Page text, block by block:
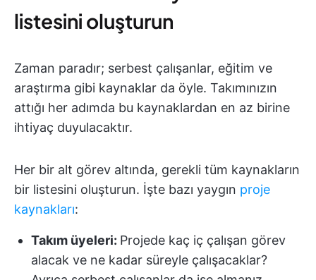
listesini oluşturun
Zaman paradır; serbest çalışanlar, eğitim ve
araştırma gibi kaynaklar da öyle. Takımınızın
attığı her adımda bu kaynaklardan en az birine
ihtiyaç duyulacaktır.
Her bir alt görev altında, gerekli tüm kaynakların
bir listesini oluşturun. İşte bazı yaygın proje
kaynakları:
Takım üyeleri: Projede kaç iç çalışan görev
alacak ve ne kadar süreyle çalışacaklar?